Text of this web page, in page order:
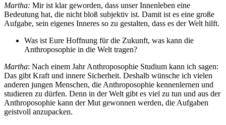
Martha: Mir ist klar geworden, dass unser Innenleben eine
Bedeutung hat, die nicht bloß subjektiv ist. Damit ist es eine große
Aufgabe, sein eigenes Inneres so zu gestalten, dass es der Welt hilft.
Was ist Eure Hoffnung für die Zukunft, was kann die
Anthroposophie in die Welt tragen?
Martha: Nach einem Jahr Anthroposophie Studium kann ich sagen:
Das gibt Kraft und innere Sicherheit. Deshalb wünsche ich vielen
anderen jungen Menschen, die Anthroposophie kennenlernen und
studieren zu dürfen. Denn in der Welt gibt es viel zu tun und aus der
Anthroposophie kann der Mut gewonnen werden, die Aufgaben
geistvoll anzupacken.